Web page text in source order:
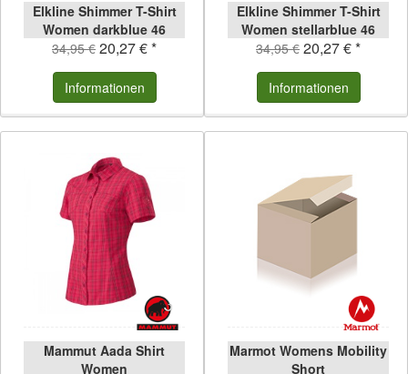
Elkline Shimmer T-Shirt
Women darkblue 46
darkblue | 46
34,95 € 20,27 € *
Informationen
Elkline Shimmer T-Shirt
Women stellarblue 46
stellarblue | 46
34,95 € 20,27 € *
Informationen
Mammut Aada Shirt
Women
Marmot Womens Mobility
Short